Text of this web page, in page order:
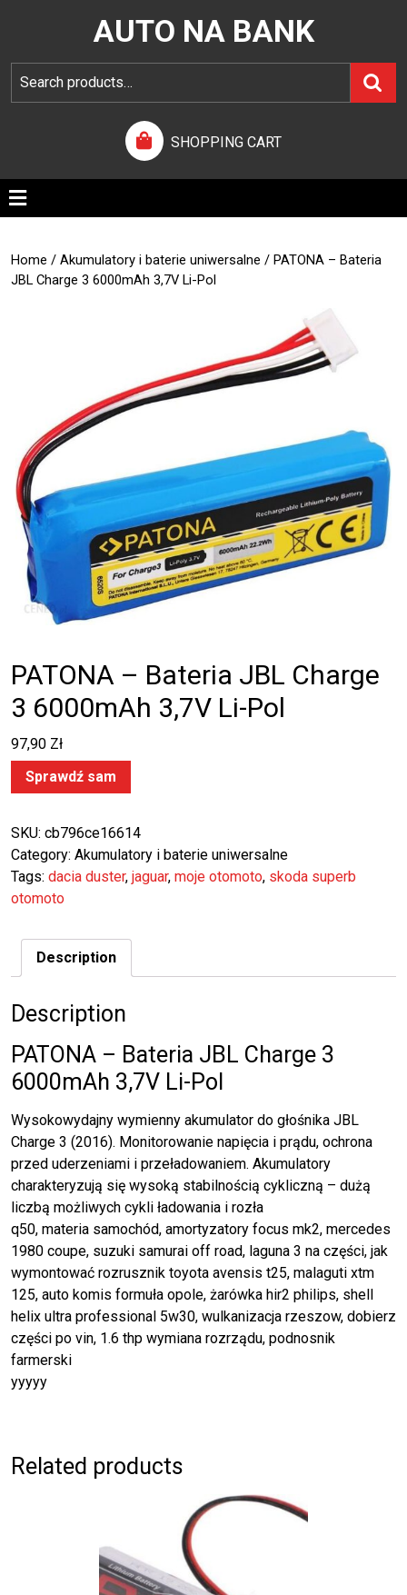
AUTO NA BANK
SHOPPING CART
Home / Akumulatory i baterie uniwersalne / PATONA – Bateria
JBL Charge 3 6000mAh 3,7V Li-Pol
PATONA – Bateria JBL Charge
3 6000mAh 3,7V Li-Pol
97,90 Zł
Sprawdź sam
SKU: cb796ce16614
Category: Akumulatory i baterie uniwersalne
Tags: dacia duster, jaguar, moje otomoto, skoda superb
otomoto
Description
Description
PATONA – Bateria JBL Charge 3
6000mAh 3,7V Li-Pol
Wysokowydajny wymienny akumulator do głośnika JBL
Charge 3 (2016). Monitorowanie napięcia i prądu, ochrona
przed uderzeniami i przeładowaniem. Akumulatory
charakteryzują się wysoką stabilnością cykliczną – dużą
liczbą możliwych cykli ładowania i rozła
q50, materia samochód, amortyzatory focus mk2, mercedes
1980 coupe, suzuki samurai off road, laguna 3 na części, jak
wymontować rozrusznik toyota avensis t25, malaguti xtm
125, auto komis formuła opole, żarówka hir2 philips, shell
helix ultra professional 5w30, wulkanizacja rzeszow, dobierz
części po vin, 1.6 thp wymiana rozrządu, podnosnik
farmerski
yyyyy
Related products